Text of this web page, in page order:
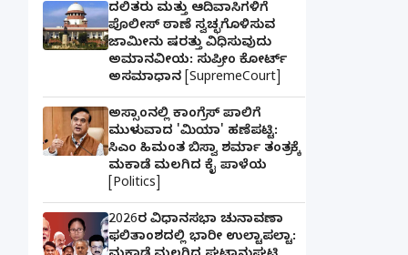
ದಲಿತರು ಮತ್ತು ಆದಿವಾಸಿಗಳಿಗೆ
ಪೊಲೀಸ್ ಠಾಣೆ ಸ್ವಚ್ಛಗೊಳಿಸುವ
ಜಾಮೀನು ಷರತ್ತು ವಿಧಿಸುವುದು
ಅಮಾನವೀಯ: ಸುಪ್ರೀಂ ಕೋರ್ಟ್
ಅಸಮಾಧಾನ [SupremeCourt]
ಅಸ್ಸಾಂನಲ್ಲಿ ಕಾಂಗ್ರೆಸ್ ಪಾಲಿಗೆ
ಮುಳುವಾದ 'ಮಿಯಾ' ಹಣೆಪಟ್ಟಿ:
ಸಿಎಂ ಹಿಮಂತ ಬಿಸ್ವಾ ಶರ್ಮಾ ತಂತ್ರಕ್ಕೆ
ಮಕಾಡೆ ಮಲಗಿದ ಕೈ ಪಾಳೆಯ
[Politics]
2026ರ ವಿಧಾನಸಭಾ ಚುನಾವಣಾ
ಫಲಿತಾಂಶದಲ್ಲಿ ಭಾರೀ ಉಲ್ಟಾಪಲ್ಟಾ: